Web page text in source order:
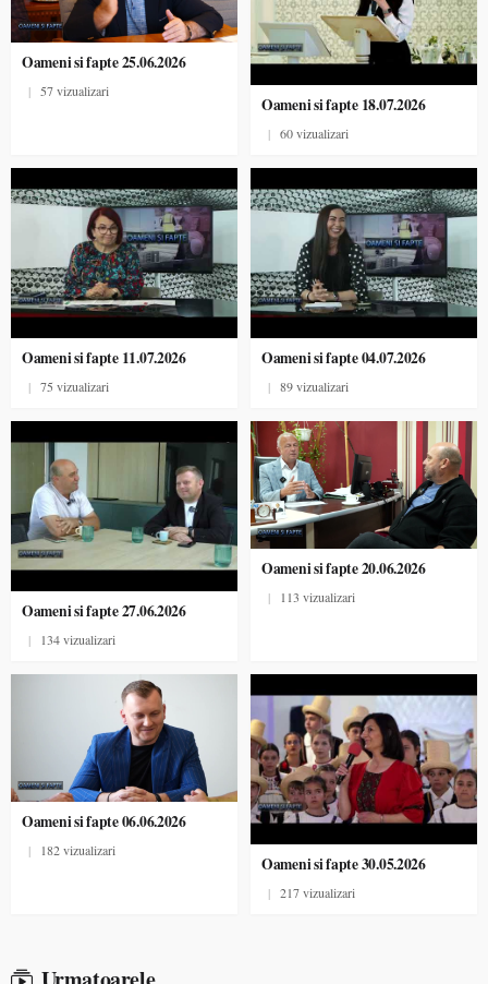
Oameni si fapte 25.06.2026
| 57 vizualizari
Oameni si fapte 18.07.2026
| 60 vizualizari
Oameni si fapte 11.07.2026
| 75 vizualizari
Oameni si fapte 04.07.2026
| 89 vizualizari
Oameni si fapte 27.06.2026
| 134 vizualizari
Oameni si fapte 20.06.2026
| 113 vizualizari
Oameni si fapte 06.06.2026
| 182 vizualizari
Oameni si fapte 30.05.2026
| 217 vizualizari